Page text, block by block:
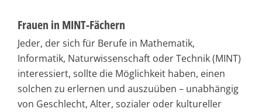
Frauen in MINT-Fächern
Jeder, der sich für Berufe in Mathematik,
Informatik, Naturwissenschaft oder Technik (MINT)
interessiert, sollte die Möglichkeit haben, einen
solchen zu erlernen und auszuüben – unabhängig
von Geschlecht, Alter, sozialer oder kultureller